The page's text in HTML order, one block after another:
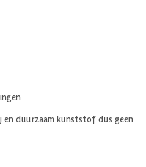
en duurzaam kunststof dus geen